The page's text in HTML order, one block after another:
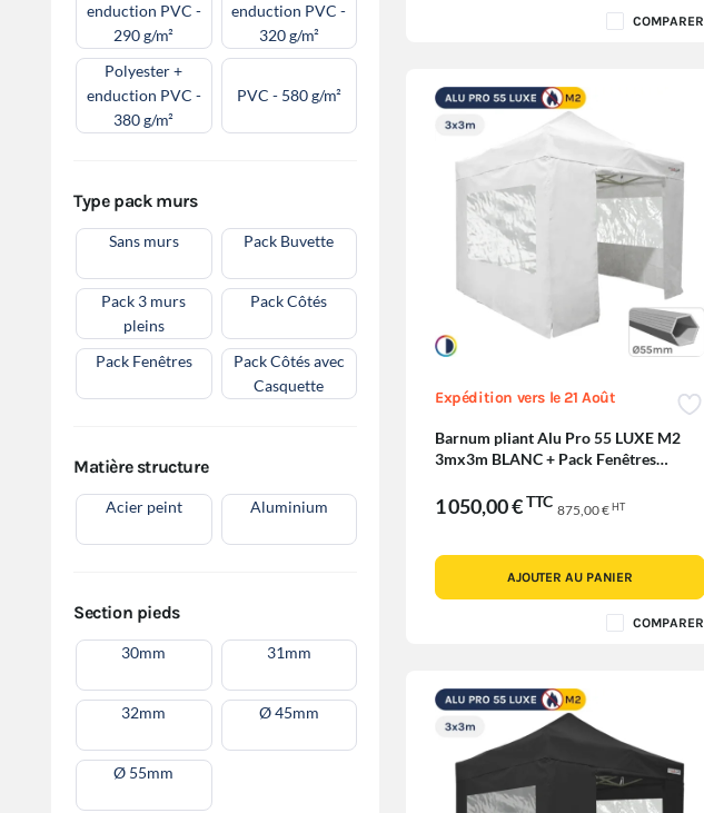
enduction PVC -
290 g/m²
enduction PVC -
320 g/m²
Polyester +
enduction PVC -
380 g/m²
PVC - 580 g/m²
Type pack murs
Sans murs Pack Buvette
Pack 3 murs
pleins
Pack Côtés
Pack Fenêtres
Pack Côtés avec
Casquette
Matière structure
Acier peint Aluminium
Section pieds
30mm 31mm
32mm Ø 45mm
Ø 55mm
COMPARER
Expédition vers le 21 Août
Barnum pliant Alu Pro 55 LUXE M2
3mx3m BLANC + Pack Fenêtres
1 050,00 €TTC
875,00 €HT
AJOUTER AU PANIER
COMPARER